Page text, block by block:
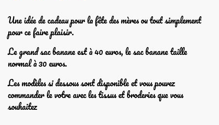
Une idée de cadeau pour la fête des mères ou tout simplement
pour ce faire plaisir.
Le grand sac banane est à 40 euros, le sac banane taille
normal à 30 euros.
Les modèles si dessous sont disponible et vous pouvez
commander le votre avec les tissus et broderies que vous
souhaitez